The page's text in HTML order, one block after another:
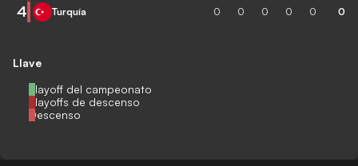
Llave
Playoff del campeonato
Playoffs de descenso
Descenso
4 Turquía 0 0 0 0 0 0